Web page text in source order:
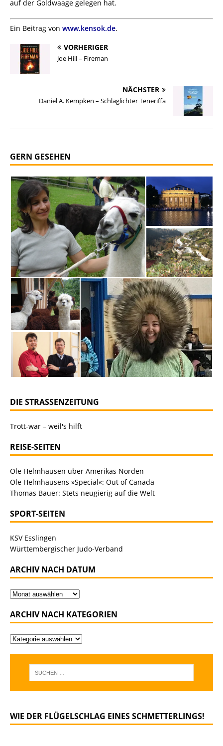
auf der Goldwaage gelegen hat.
Ein Beitrag von www.kensok.de.
VORHERIGER
Joe Hill – Fireman
NÄCHSTER
Daniel A. Kempken – Schlaglichter Teneriffa
GERN GESEHEN
DIE STRASSENZEITUNG
Trott-war – weil's hilft
REISE-SEITEN
Ole Helmhausen über Amerikas Norden
Ole Helmhausens »Special«: Out of Canada
Thomas Bauer: Stets neugierig auf die Welt
SPORT-SEITEN
KSV Esslingen
Württembergischer Judo-Verband
ARCHIV NACH DATUM
ARCHIV NACH KATEGORIEN
WIE DER FLÜGELSCHLAG EINES SCHMETTERLINGS!